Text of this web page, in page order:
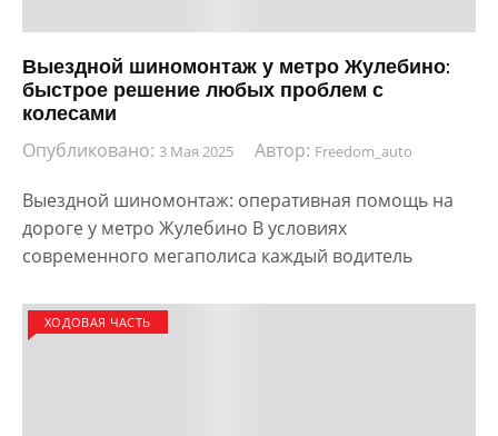
Выездной шиномонтаж у метро Жулебино:
быстрое решение любых проблем с
колесами
Опубликовано: 3 Мая 2025 Автор: Freedom_auto
Выездной шиномонтаж: оперативная помощь на
дороге у метро Жулебино В условиях
современного мегаполиса каждый водитель
ХОДОВАЯ ЧАСТЬ